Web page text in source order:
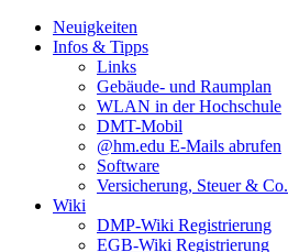
Neuigkeiten
Infos & Tipps
Links
Gebäude- und Raumplan
WLAN in der Hochschule
DMT-Mobil
@hm.edu E-Mails abrufen
Software
Versicherung, Steuer & Co.
Wiki
DMP-Wiki Registrierung
EGB-Wiki Registrierung